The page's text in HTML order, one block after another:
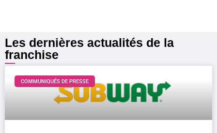
Les dernières actualités de la
franchise
COMMUNIQUÉS DE PRESSE